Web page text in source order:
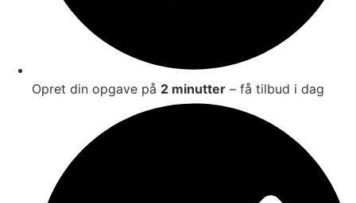
Opret din opgave på 2 minutter – få tilbud i dag